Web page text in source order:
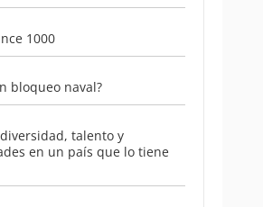
1000
bloqueo naval?
talento y
en un país que lo tiene